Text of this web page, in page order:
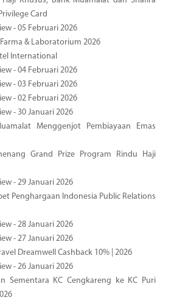
Card
- 05 Februari 2026
& Laboratorium 2026
International
- 04 Februari 2026
- 03 Februari 2026
- 02 Februari 2026
- 30 Januari 2026
Menggenjot Pembiayaan Emas
Grand Prize Program Rindu Haji
- 29 Januari 2026
Penghargaan Indonesia Public Relations
- 28 Januari 2026
- 27 Januari 2026
Dreamwell Cashback 10% | 2026
- 26 Januari 2026
Sementara KC Cengkareng ke KC Puri